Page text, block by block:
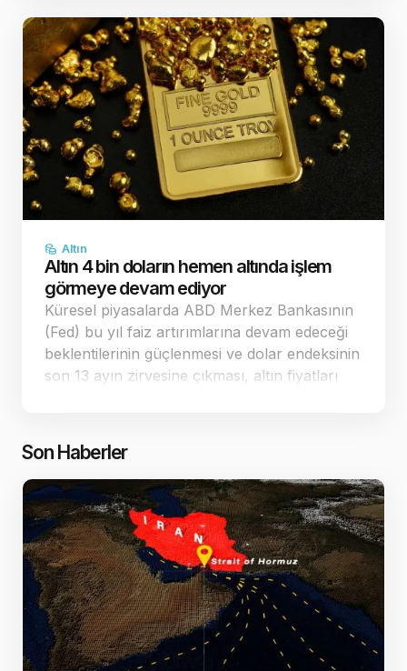
Altın
Altın 4 bin doların hemen altında işlem
görmeye devam ediyor
Küresel piyasalarda ABD Merkez Bankasının
(Fed) bu yıl faiz artırımlarına devam edeceği
beklentilerinin güçlenmesi ve dolar endeksinin
son 13 ayın zirvesine çıkması, altın fiyatları
Son Haberler